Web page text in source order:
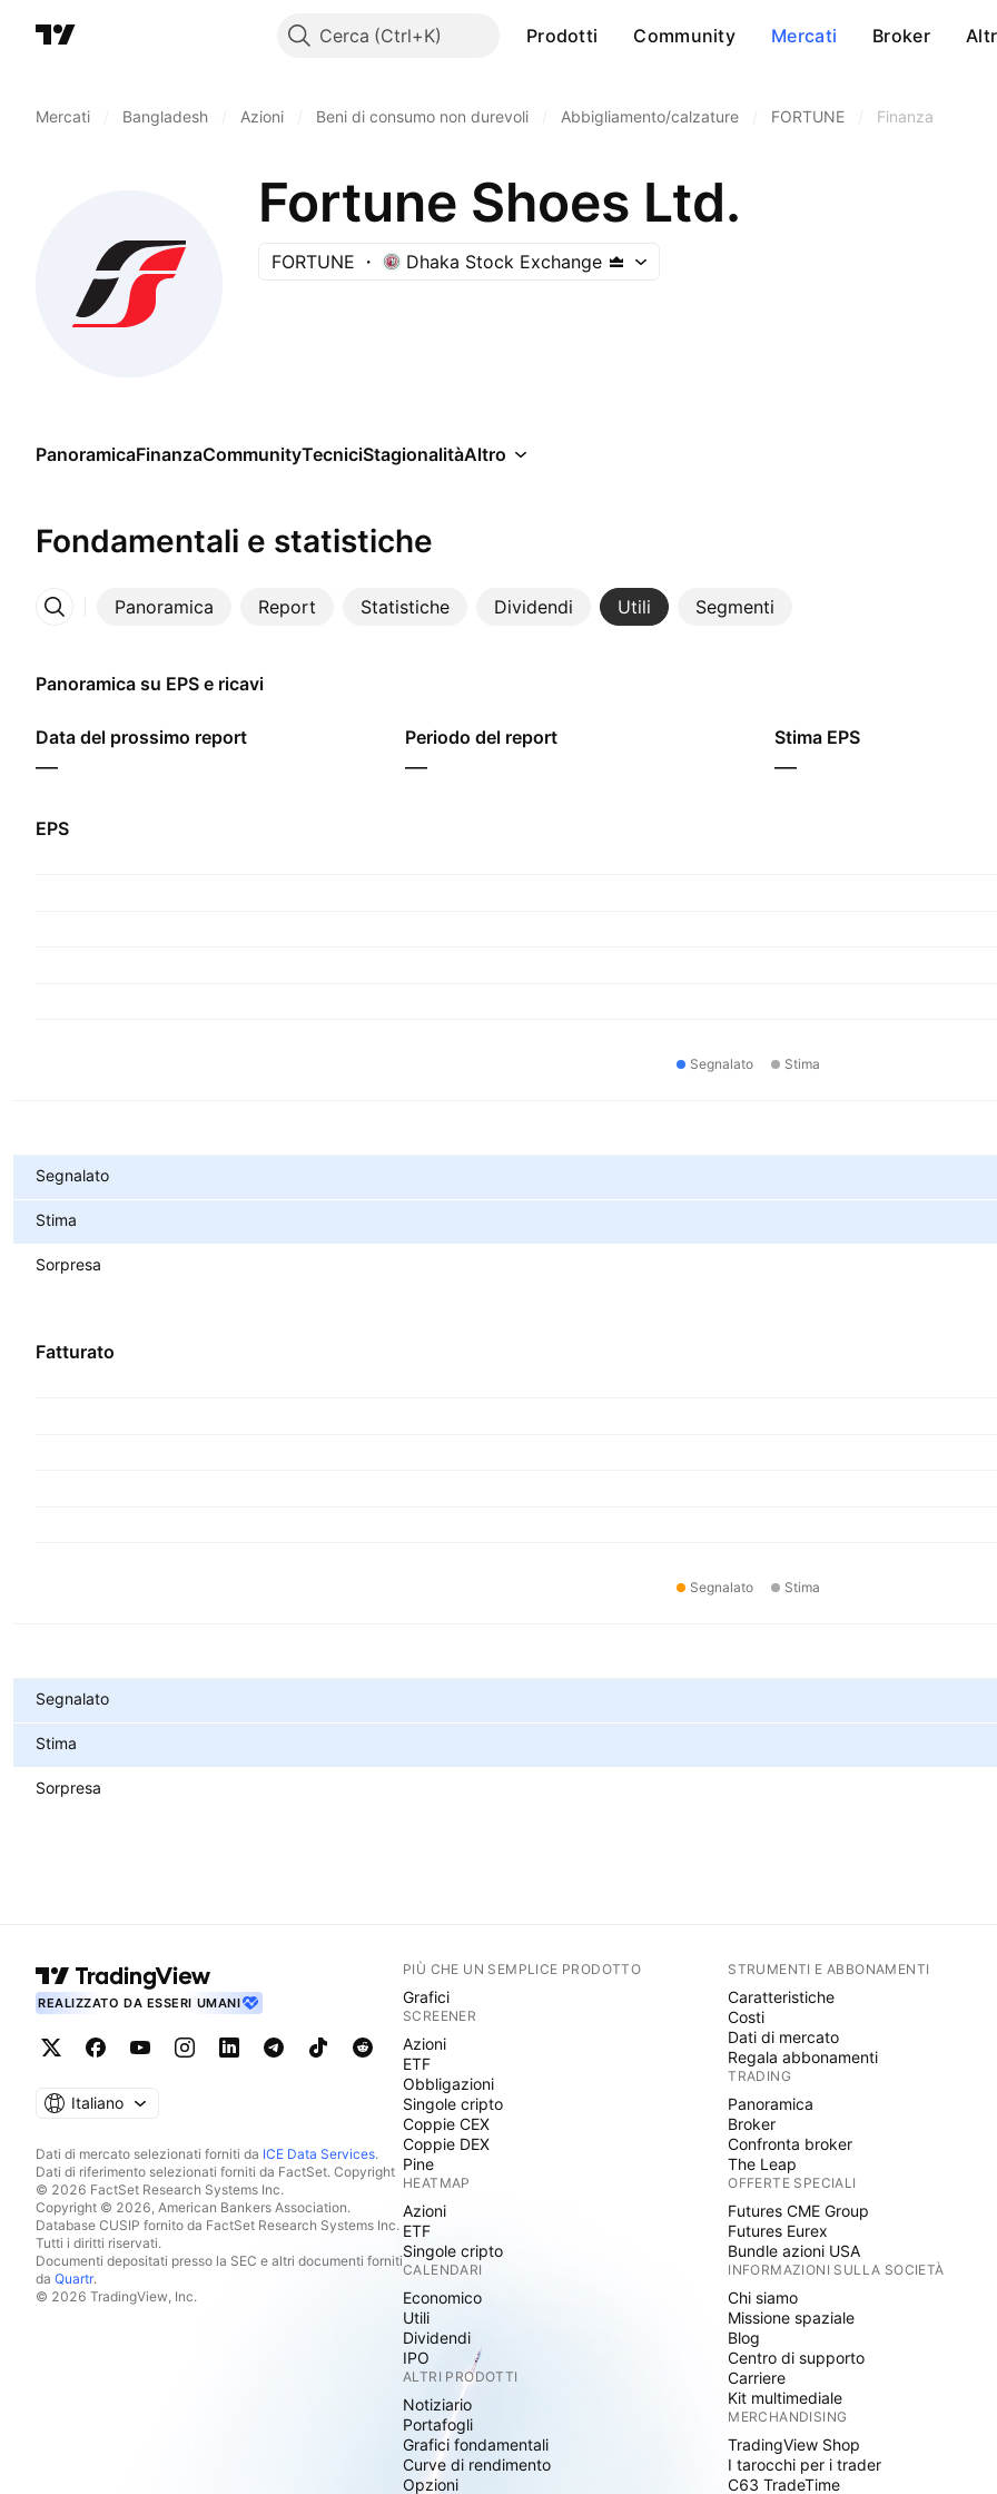
Cerca Prodotti Community Mercati Broker
Mercati Bangladesh Azioni Beni di consumo non durevoli Abbigliamento/calzature FORTUNE Finanza
Fortune Shoes Ltd.
FORTUNE Dhaka Stock Exchange
PanoramicaFinanzaCommunityTecniciStagionalitàAltro
Fondamentali e statistiche
Panoramica Report Statistiche Dividendi Utili Segmenti
Altro
Panoramica su EPS e ricavi
Data del prossimo report
—
Periodo del report
—
Stima EPS
—
EPS
Segnalato Stima
Segnalato
Stima
Sorpresa
Fatturato
Segnalato Stima
Segnalato
Stima
Sorpresa
REALIZZATO DA ESSERI UMANI
Italiano
Dati di mercato selezionati forniti da ICE Data Services.
Dati di riferimento selezionati forniti da FactSet. Copyright
© 2026 FactSet Research Systems Inc.
Copyright © 2026, American Bankers Association.
Database CUSIP fornito da FactSet Research Systems Inc.
Tutti i diritti riservati.
Documenti depositati presso la SEC e altri documenti forniti
da Quartr.
© 2026 TradingView, Inc.
PIÙ CHE UN SEMPLICE PRODOTTO
Grafici
SCREENER
Azioni
ETF
Obbligazioni
Singole cripto
Coppie CEX
Coppie DEX
Pine
HEATMAP
Azioni
ETF
Singole cripto
CALENDARI
Economico
Utili
Dividendi
IPO
ALTRI PRODOTTI
Notiziario
Portafogli
Grafici fondamentali
Curve di rendimento
Opzioni
STRUMENTI E ABBONAMENTI
Caratteristiche
Costi
Dati di mercato
Regala abbonamenti
TRADING
Panoramica
Broker
Confronta broker
The Leap
OFFERTE SPECIALI
Futures CME Group
Futures Eurex
Bundle azioni USA
INFORMAZIONI SULLA SOCIETÀ
Chi siamo
Missione spaziale
Blog
Centro di supporto
Carriere
Kit multimediale
MERCHANDISING
TradingView Shop
I tarocchi per i trader
C63 TradeTime